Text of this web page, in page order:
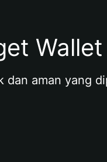
dan aman yang